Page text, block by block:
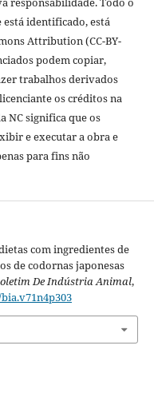
identificado, está
Attribution (CC-BY-
podem copiar,
trabalhos derivados
os créditos na
NC significa que os
e executar a obra e
para fins não
com ingredientes de
de codornas japonesas
De Indústria Animal,